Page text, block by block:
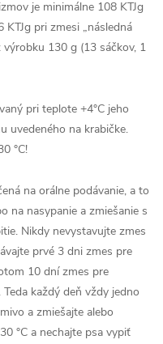
je minimálne 108 KTJg
pri zmesi „následná
výrobku 130 g (13 sáčkov, 1
pri teplote +4°C jeho
uvedeného na krabičke.
°C!
na orálne podávanie, a to
na nasypanie a zmiešanie s
Nikdy nevystavujte zmes
prvé 3 dni zmes pre
10 dní zmes pre
každý deň vždy jedno
a zmiešajte alebo
°C a nechajte psa vypiť